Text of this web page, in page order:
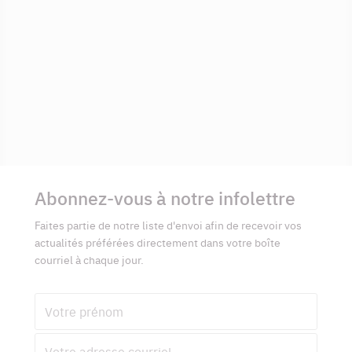
complémentaires
Abonnez-vous à notre infolettre
Faites partie de notre liste d'envoi afin de recevoir vos
actualités préférées directement dans votre boîte
courriel à chaque jour.